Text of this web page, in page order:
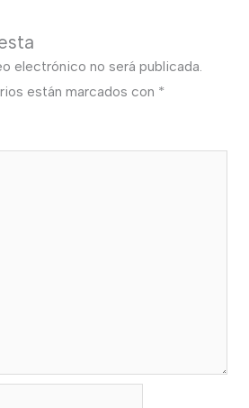
electrónico no será publicada.
están marcados con *